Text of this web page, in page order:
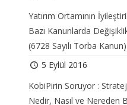
Yatırım Ortamının
Bazı Kanunlarda
(6728 Sayılı Torba Kanun)
5 Eylül 2016
KobiPirin Soruyor :
Nedir, Nasıl ve Nereden